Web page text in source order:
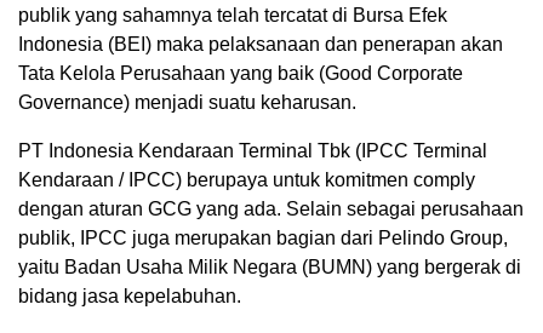
publik yang sahamnya telah tercatat di Bursa Efek
Indonesia (BEI) maka pelaksanaan dan penerapan akan
Tata Kelola Perusahaan yang baik (Good Corporate
Governance) menjadi suatu keharusan.
PT Indonesia Kendaraan Terminal Tbk (IPCC Terminal
Kendaraan / IPCC) berupaya untuk komitmen comply
dengan aturan GCG yang ada. Selain sebagai perusahaan
publik, IPCC juga merupakan bagian dari Pelindo Group,
yaitu Badan Usaha Milik Negara (BUMN) yang bergerak di
bidang jasa kepelabuhan.